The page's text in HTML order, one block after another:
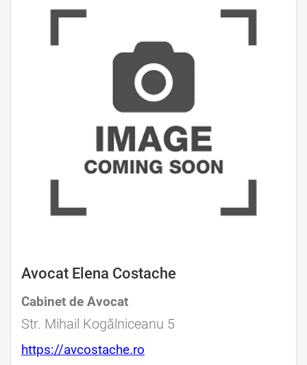
Avocat Elena Costache
Cabinet de Avocat
Str. Mihail Kogălniceanu 5
https://avcostache.ro